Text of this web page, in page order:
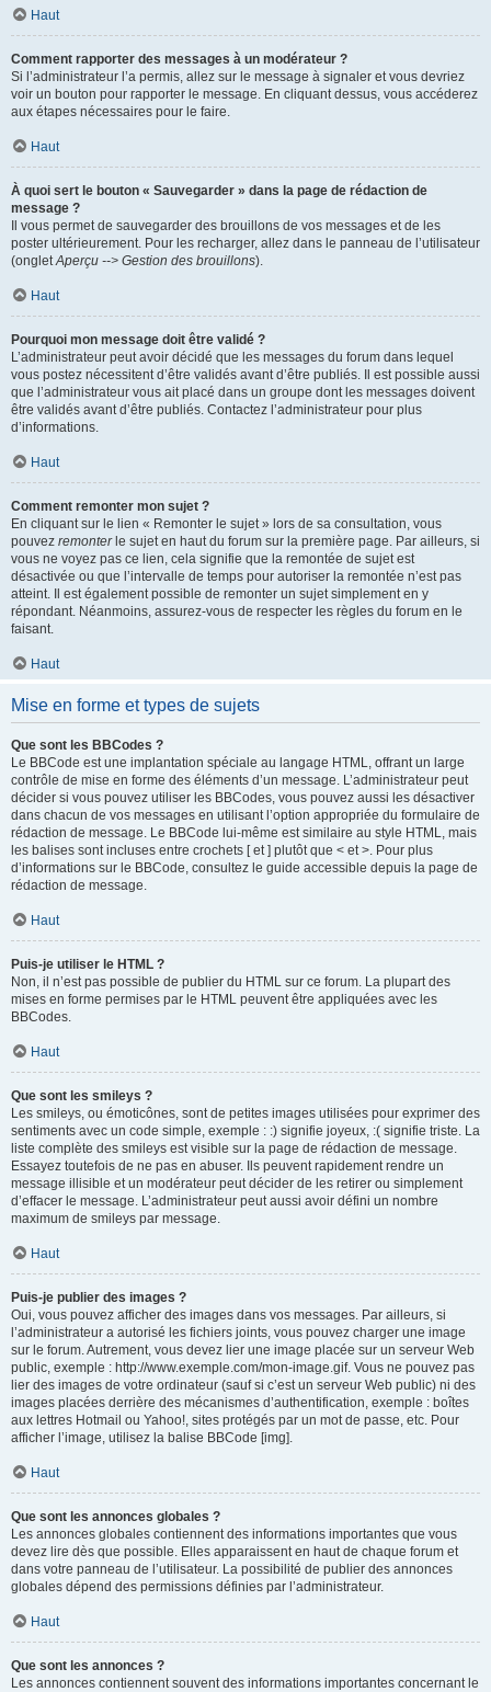
Haut
Comment rapporter des messages à un modérateur ?
Si l’administrateur l’a permis, allez sur le message à signaler et vous devriez
voir un bouton pour rapporter le message. En cliquant dessus, vous accéderez
aux étapes nécessaires pour le faire.
Haut
À quoi sert le bouton « Sauvegarder » dans la page de rédaction de
message ?
Il vous permet de sauvegarder des brouillons de vos messages et de les
poster ultérieurement. Pour les recharger, allez dans le panneau de l’utilisateur
(ongletAperçu --> Gestion des brouillons).
Haut
Pourquoi mon message doit être validé ?
L’administrateur peut avoir décidé que les messages du forum dans lequel
vous postez nécessitent d’être validés avant d’être publiés. Il est possible aussi
que l’administrateur vous ait placé dans un groupe dont les messages doivent
être validés avant d’être publiés. Contactez l’administrateur pour plus
d’informations.
Haut
Comment remonter mon sujet ?
En cliquant sur le lien « Remonter le sujet » lors de sa consultation, vous
pouvez remonterle sujet en haut du forum sur la première page. Par ailleurs, si
vous ne voyez pas ce lien, cela signifie que la remontée de sujet est
désactivée ou que l’intervalle de temps pour autoriser la remontée n’est pas
atteint. Il est également possible de remonter un sujet simplement en y
répondant. Néanmoins, assurez-vous de respecter les règles du forum en le
faisant.
Haut
Mise en forme et types de sujets
Que sont les BBCodes ?
Le BBCode est une implantation spéciale au langage HTML, offrant un large
contrôle de mise en forme des éléments d’un message. L’administrateur peut
décider si vous pouvez utiliser les BBCodes, vous pouvez aussi les désactiver
dans chacun de vos messages en utilisant l’option appropriée du formulaire de
rédaction de message. Le BBCode lui-même est similaire au style HTML, mais
les balises sont incluses entre crochets [ et ] plutôt que < et >. Pour plus
d’informations sur le BBCode, consultez le guide accessible depuis la page de
rédaction de message.
Haut
Puis-je utiliser le HTML ?
Non, il n’est pas possible de publier du HTML sur ce forum. La plupart des
mises en forme permises par le HTML peuvent être appliquées avec les
BBCodes.
Haut
Que sont les smileys ?
Les smileys, ou émoticônes, sont de petites images utilisées pour exprimer des
sentiments avec un code simple, exemple : :) signifie joyeux, :( signifie triste. La
liste complète des smileys est visible sur la page de rédaction de message.
Essayez toutefois de ne pas en abuser. Ils peuvent rapidement rendre un
message illisible et un modérateur peut décider de les retirer ou simplement
d’effacer le message. L’administrateur peut aussi avoir défini un nombre
maximum de smileys par message.
Haut
Puis-je publier des images ?
Oui, vous pouvez afficher des images dans vos messages. Par ailleurs, si
l’administrateur a autorisé les fichiers joints, vous pouvez charger une image
sur le forum. Autrement, vous devez lier une image placée sur un serveur Web
public, exemple : http://www.exemple.com/mon-image.gif. Vous ne pouvez pas
lier des images de votre ordinateur (sauf si c’est un serveur Web public) ni des
images placées derrière des mécanismes d’authentification, exemple : boîtes
aux lettres Hotmail ou Yahoo!, sites protégés par un mot de passe, etc. Pour
afficher l’image, utilisez la balise BBCode [img].
Haut
Que sont les annonces globales ?
Les annonces globales contiennent des informations importantes que vous
devez lire dès que possible. Elles apparaissent en haut de chaque forum et
dans votre panneau de l’utilisateur. La possibilité de publier des annonces
globales dépend des permissions définies par l’administrateur.
Haut
Que sont les annonces ?
Les annonces contiennent souvent des informations importantes concernant le